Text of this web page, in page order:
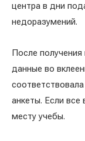
центра в дни
недоразумений.
После
данные во
анкеты. Если все
месту учебы.